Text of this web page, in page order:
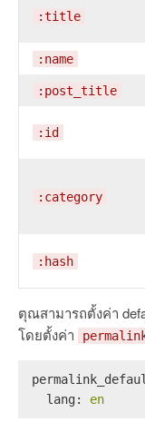
:title
:name
:post_title
:id
:category
:hash
ตุณสามารถตั้งค่า
โดยตั้งค่า
lang:
en